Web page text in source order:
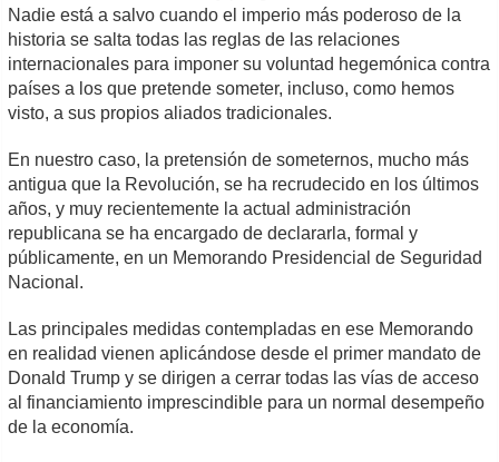
Nadie está a salvo cuando el imperio más poderoso de la
historia se salta todas las reglas de las relaciones
internacionales para imponer su voluntad hegemónica contra
países a los que pretende someter, incluso, como hemos
visto, a sus propios aliados tradicionales.
En nuestro caso, la pretensión de someternos, mucho más
antigua que la Revolución, se ha recrudecido en los últimos
años, y muy recientemente la actual administración
republicana se ha encargado de declararla, formal y
públicamente, en un Memorando Presidencial de Seguridad
Nacional.
Las principales medidas contempladas en ese Memorando
en realidad vienen aplicándose desde el primer mandato de
Donald Trump y se dirigen a cerrar todas las vías de acceso
al financiamiento imprescindible para un normal desempeño
de la economía.